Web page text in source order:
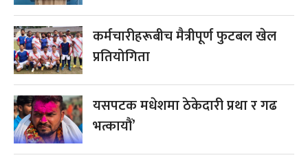
कर्मचारीहरूबीच मैत्रीपूर्ण फुटबल खेल
प्रतियोगिता
यसपटक मधेशमा ठेकेदारी प्रथा र गढ
भत्कायौं’